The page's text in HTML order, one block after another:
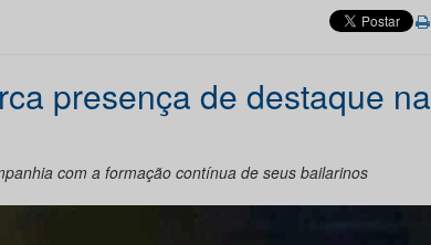
presença de destaque na
com a formação contínua de seus bailarinos